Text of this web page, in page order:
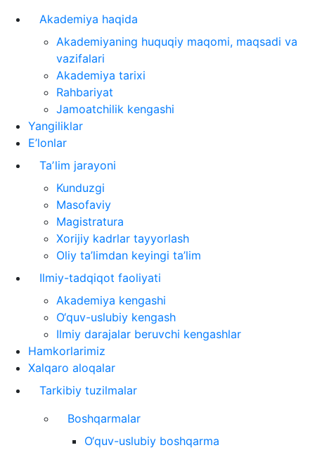
Akademiya haqida
Akademiyaning huquqiy maqomi, maqsadi va
vazifalari
Akademiya tarixi
Rahbariyat
Jamoatchilik kengashi
Yangiliklar
E’lonlar
Taʼlim jarayoni
Kunduzgi
Masofaviy
Magistratura
Xorijiy kadrlar tayyorlash
Oliy ta’limdan keyingi ta’lim
Ilmiy-tadqiqot faoliyati
Akademiya kengashi
O‘quv-uslubiy kengash
Ilmiy darajalar beruvchi kengashlar
Hamkorlarimiz
Xalqaro aloqalar
Tarkibiy tuzilmalar
Boshqarmalar
O‘quv-uslubiy boshqarma